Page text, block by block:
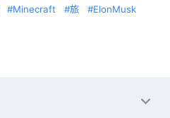
Minecraft 旅
ElonMusk